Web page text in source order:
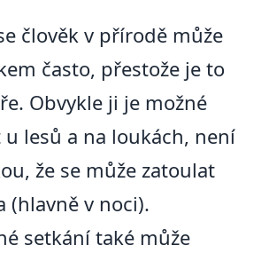
člověk v přírodě může
často, přestože je to
Obvykle ji je možné
u lesů a na loukách, není
že se může zatoulat
(hlavně v noci).
setkání také může